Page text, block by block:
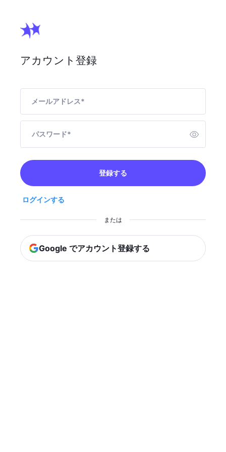
アカウント登録
メールアドレス*
パスワード*
登録する
ログインする
または
Google でアカウント登録する